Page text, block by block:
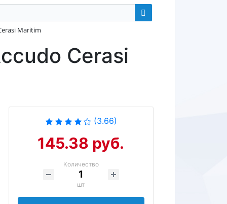
Maritim
Cerasi
(3.66)
145.38 руб.
Количество
шт